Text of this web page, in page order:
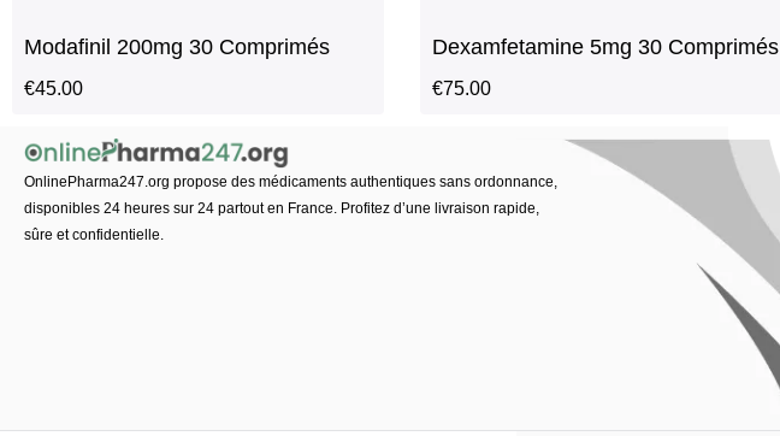
Modafinil 200mg 30 Comprimés
€45.00
Dexamfetamine 5mg 30 Comprimés
€75.00
OnlinePharma247.org propose des médicaments authentiques sans ordonnance,
disponibles 24 heures sur 24 partout en France. Profitez d’une livraison rapide,
sûre et confidentielle.